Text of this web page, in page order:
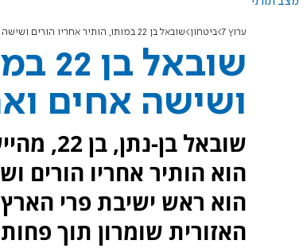
ערוץ 7 ביטחון שובאל בן 22 במותו, הותיר אחריו הורים ושישה אחים ואחיות
ושישה אחים
שובאל
הוא הותיר אחריו הורים
הוא ראש ישיבת פרי
האזורית שומרון תוך